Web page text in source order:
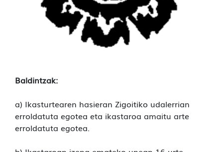
Baldintzak:
a) Ikasturtearen hasieran Zigoitiko udalerrian
erroldatuta egotea eta ikastaroa amaitu arte
erroldatuta egotea.